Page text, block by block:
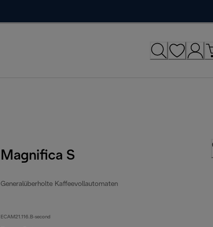
Magnifica S
Generalüberholte Kaffeevollautomaten
ECAM21.116.B-second